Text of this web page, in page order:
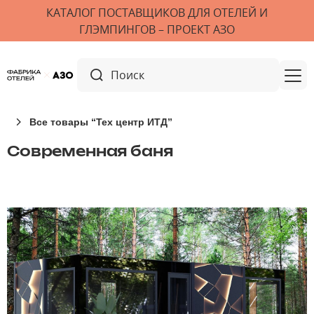
КАТАЛОГ ПОСТАВЩИКОВ ДЛЯ ОТЕЛЕЙ И
ГЛЭМПИНГОВ – ПРОЕКТ АЗО
Все товары “Тех центр ИТД”
Современная баня